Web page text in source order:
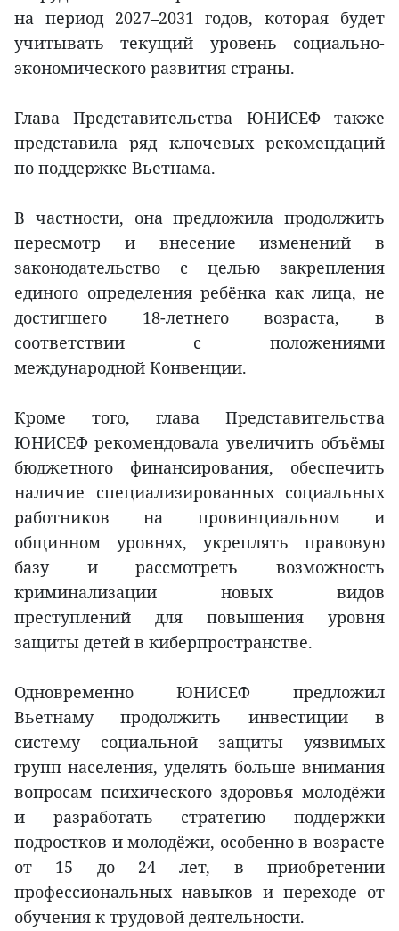
на период 2027–2031 годов, которая будет
учитывать текущий уровень социально-
экономического развития страны.
Глава Представительства ЮНИСЕФ также
представила ряд ключевых рекомендаций
по поддержке Вьетнама.
В частности, она предложила продолжить
пересмотр и внесение изменений в
законодательство с целью закрепления
единого определения ребёнка как лица, не
достигшего 18-летнего возраста, в
соответствии с положениями
международной Конвенции.
Кроме того, глава Представительства
ЮНИСЕФ рекомендовала увеличить объёмы
бюджетного финансирования, обеспечить
наличие специализированных социальных
работников на провинциальном и
общинном уровнях, укреплять правовую
базу и рассмотреть возможность
криминализации новых видов
преступлений для повышения уровня
защиты детей в киберпространстве.
Одновременно ЮНИСЕФ предложил
Вьетнаму продолжить инвестиции в
систему социальной защиты уязвимых
групп населения, уделять больше внимания
вопросам психического здоровья молодёжи
и разработать стратегию поддержки
подростков и молодёжи, особенно в возрасте
от 15 до 24 лет, в приобретении
профессиональных навыков и переходе от
обучения к трудовой деятельности.